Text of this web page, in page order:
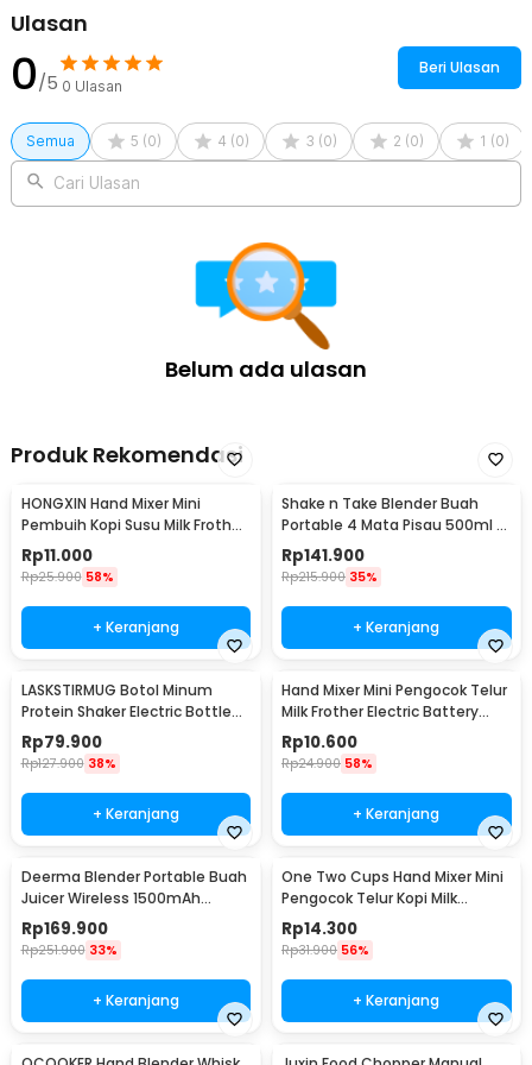
Ulasan
0/5 0 Ulasan
Beri Ulasan
Semua 5 (0) 4 (0) 3 (0) 2 (0) 1 (0)
Cari Ulasan
Belum ada ulasan
Produk Rekomendasi
HONGXIN Hand Mixer Mini
Pembuih Kopi Susu Milk Frother
Battery Power - MS-3089
Rp11.000
Rp25.900 58%
+ Keranjang
Shake n Take Blender Buah
Portable 4 Mata Pisau 500ml -
VT-04
Rp141.900
Rp215.900 35%
+ Keranjang
LASKSTIRMUG Botol Minum
Protein Shaker Electric Bottle
BPA Free 480ml - 1505
Rp79.900
Rp127.900 38%
+ Keranjang
Hand Mixer Mini Pengocok Telur
Milk Frother Electric Battery
Power - HMP16
Rp10.600
Rp24.900 58%
+ Keranjang
Deerma Blender Portable Buah
Juicer Wireless 1500mAh
400ml - DEM-NU05
Rp169.900
Rp251.900 33%
+ Keranjang
One Two Cups Hand Mixer Mini
Pengocok Telur Kopi Milk
Frother Battery - HMP35
Rp14.300
Rp31.900 56%
+ Keranjang